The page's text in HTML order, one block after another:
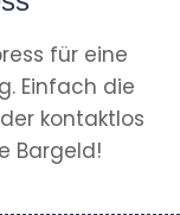
für eine
Einfach die
kontaktlos
Bargeld!